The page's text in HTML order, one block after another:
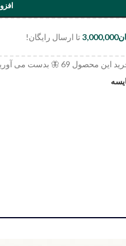
3,000,000تا ارسال رایگان!
این محصول 69 🦋 بدست می